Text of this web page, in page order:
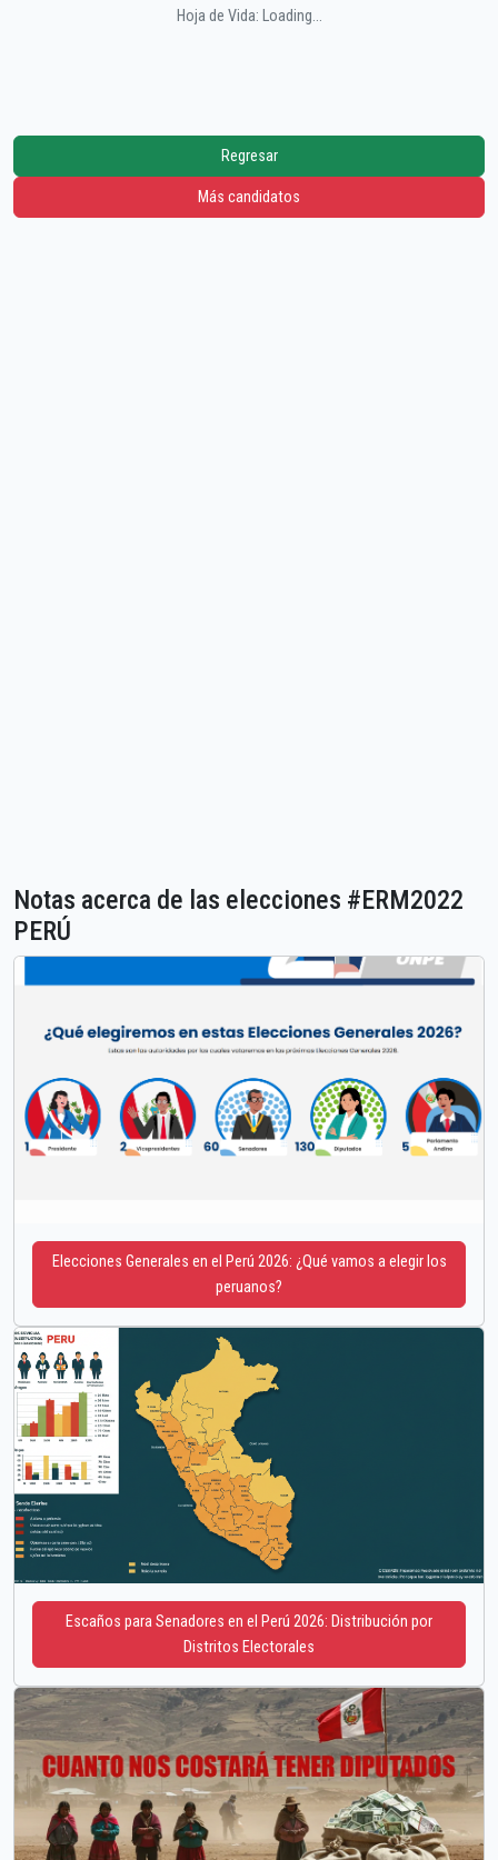
Hoja de Vida: Loading...
Regresar
Más candidatos
Notas acerca de las elecciones #ERM2022
PERÚ
Elecciones Generales en el Perú 2026: ¿Qué vamos a elegir los
peruanos?
Escaños para Senadores en el Perú 2026: Distribución por
Distritos Electorales